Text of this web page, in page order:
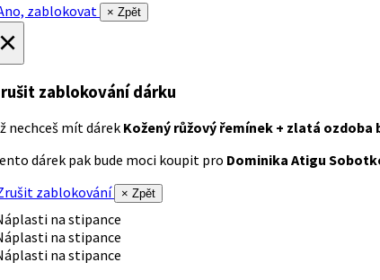
zablokovat
× Zpět
zablokování dárku
nechceš mít dárek Kožený růžový řemínek + zlatá ozdoba
dárek pak bude moci koupit pro Dominika Atigu
zablokování
× Zpět